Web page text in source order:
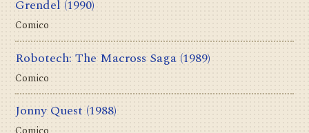
Grendel (1990)
Comico
Robotech: The Macross Saga (1989)
Comico
Jonny Quest (1988)